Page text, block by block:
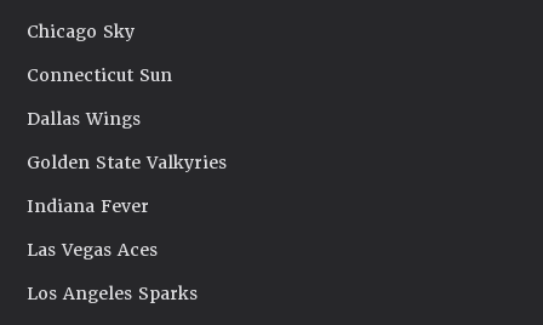
Chicago Sky
Connecticut Sun
Dallas Wings
Golden State Valkyries
Indiana Fever
Las Vegas Aces
Los Angeles Sparks